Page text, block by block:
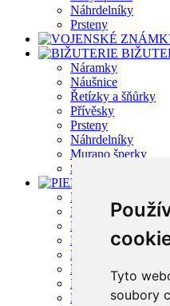
Tyto
soubory
Náhrdelníky
Prsteny
Náramky
Náušnice
Řetízky a šňůrky
Přívěsky
Prsteny
Náhrdelníky
Murano šperky
Shamballa náramky
Piercing do pupíku
Piercing do jazyka
Piercing do
Piercing do brady
Piercing do obočí
Plugy a tunely
Piercing do ucha
Piercing do nosu